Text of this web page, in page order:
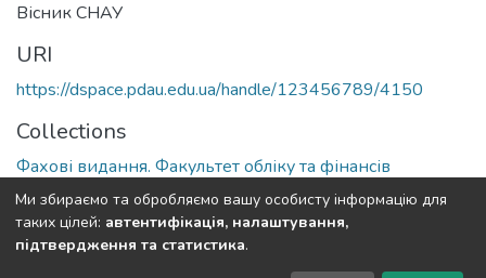
Вісник СНАУ
URI
https://dspace.pdau.edu.ua/handle/123456789/4150
Collections
Фахові видання. Факультет обліку та фінансів
Full item page
Ми збираємо та обробляємо вашу особисту інформацію для
таких цілей: автентифікація, налаштування,
підтвердження та статистика.